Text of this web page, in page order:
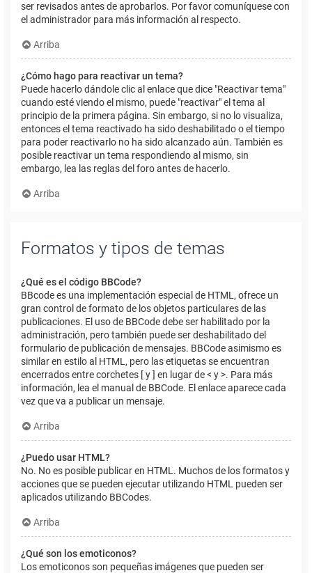
ser revisados antes de aprobarlos. Por favor comuníquese con
el administrador para más información al respecto.
Arriba
¿Cómo hago para reactivar un tema?
Puede hacerlo dándole clic al enlace que dice "Reactivar tema"
cuando esté viendo el mismo, puede "reactivar" el tema al
principio de la primera página. Sin embargo, si no lo visualiza,
entonces el tema reactivado ha sido deshabilitado o el tiempo
para poder reactivarlo no ha sido alcanzado aún. También es
posible reactivar un tema respondiendo al mismo, sin
embargo, lea las reglas del foro antes de hacerlo.
Arriba
Formatos y tipos de temas
¿Qué es el código BBCode?
BBcode es una implementación especial de HTML, ofrece un
gran control de formato de los objetos particulares de las
publicaciones. El uso de BBCode debe ser habilitado por la
administración, pero también puede ser deshabilitado del
formulario de publicación de mensajes. BBCode asimismo es
similar en estilo al HTML, pero las etiquetas se encuentran
encerrados entre corchetes [ y ] en lugar de < y >. Para más
información, lea el manual de BBCode. El enlace aparece cada
vez que va a publicar un mensaje.
Arriba
¿Puedo usar HTML?
No. No es posible publicar en HTML. Muchos de los formatos y
acciones que se pueden ejecutar utilizando HTML pueden ser
aplicados utilizando BBCodes.
Arriba
¿Qué son los emoticonos?
Los emoticonos son pequeñas imágenes que pueden ser